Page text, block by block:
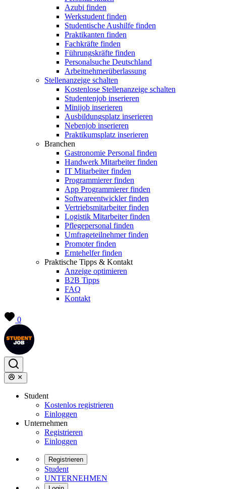
Azubi finden
Werkstudent finden
Studentische Aushilfe finden
Praktikanten finden
Fachkräfte finden
Führungskräfte finden
Personalsuche Deutschland
Arbeitnehmerüberlassung
Stellenanzeige schalten
Kostenlose Stellenanzeige schalten
Studentenjob inserieren
Minijob inserieren
Ausbildungsplatz inserieren
Nebenjob inserieren
Praktikumsplatz inserieren
Branchen
Gastronomie Personal finden
Handwerk Mitarbeiter finden
IT Mitarbeiter finden
Programmierer finden
App Programmierer finden
Softwareentwickler finden
Vertriebsmitarbeiter finden
Logistik Mitarbeiter finden
Pflegepersonal finden
Umfrageteilnehmer finden
Promoter finden
Erntehelfer finden
Praktische Tipps & Kontakt
Anzeige optimieren
B2B Tipps
FAQ
Kontakt
0
Student
Kostenlos registrieren
Einloggen
Unternehmen
Registrieren
Einloggen
Registrieren
Student
UNTERNEHMEN